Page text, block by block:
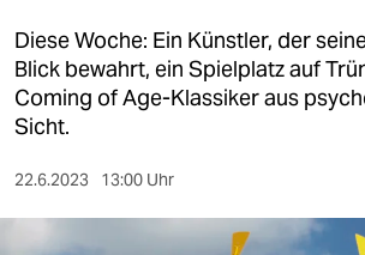
kultur
sport
berlin
nord
wahrheit
Diese Woche: Ein Künstler, der
Blick bewahrt, ein Spielplatz auf
Coming of Age-Klassiker aus
Sicht.
22.6.2023 13:00 Uhr